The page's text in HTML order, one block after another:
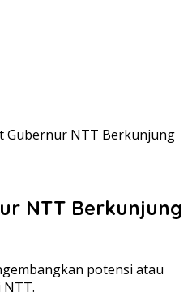
Gubernur NTT Berkunjung
NTT Berkunjung
potensi atau
NTT.